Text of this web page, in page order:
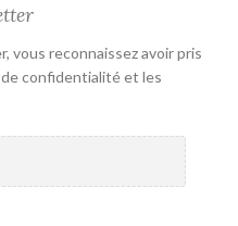
vous reconnaissez avoir pris
confidentialité et les